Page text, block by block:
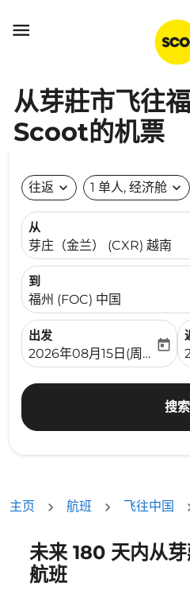

从芽莊市飞往
Scoot的机票
往返 expand_more 1 单人, 经济舱 expand_more
从
芽庄（金兰） (CXR) 越南
到
福州 (FOC) 中国
出发
fc-booking-departure-
2026年08月15日(周六)
today
搜索
主页 航班 飞往中国
未来 180 天内从
航班
没有符合您的筛选条件的机